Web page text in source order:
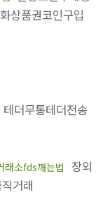
상품권코인구입
테더무통테더전송
래소fds깨는법
장외
거래